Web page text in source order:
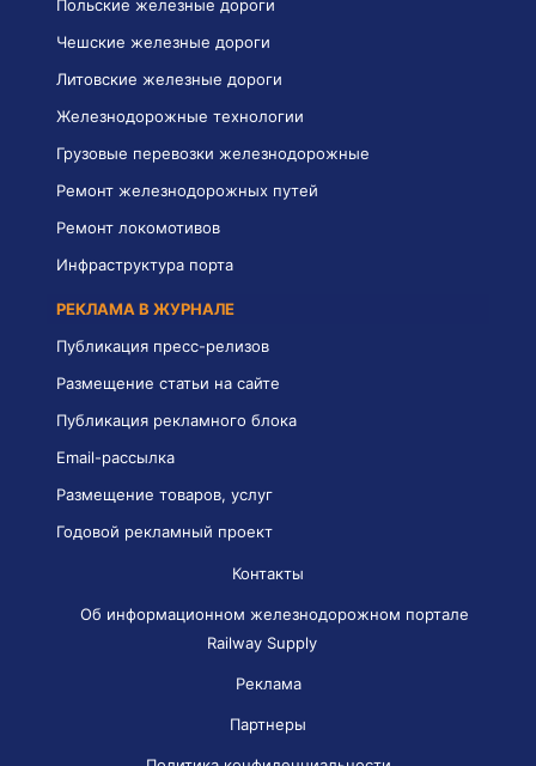
Польские железные дороги
Чешские железные дороги
Литовские железные дороги
Железнодорожные технологии
Грузовые перевозки железнодорожные
Ремонт железнодорожных путей
Ремонт локомотивов
Инфраструктура порта
РЕКЛАМА В ЖУРНАЛЕ
Публикация пресс-релизов
Размещение статьи на сайте
Публикация рекламного блока
Email-рассылка
Размещение товаров, услуг
Годовой рекламный проект
Контакты
Об информационном железнодорожном портале
Railway Supply
Реклама
Партнеры